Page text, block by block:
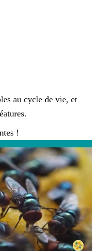
au cycle de vie, et
!